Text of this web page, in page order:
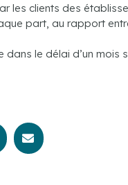
clients des
part, au rapport
le délai d’un mois